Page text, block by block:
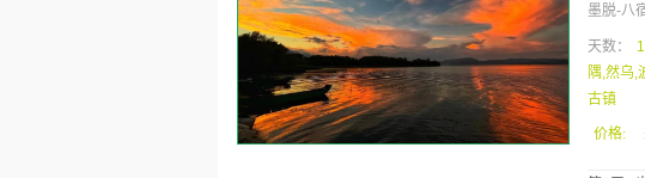
墨脱-八
天数：
隅,然乌,
古镇
价格: